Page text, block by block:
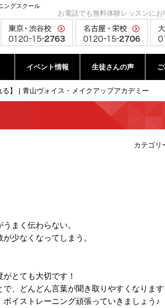
ングスクール
お電話でも無料体験レッスンにお
イベント情報 生徒さんの声
】 | 青山ヴォイス・メイクアップアカデミー
カテゴリ
まく伝わらない。
少なくなってしまう。
がとても大切です！
、どんどん言葉が聞き取りやすくなります
イストレーニング頑張っていきましょう♪